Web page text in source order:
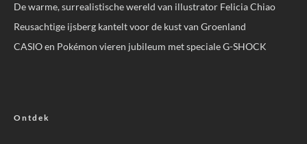
De warme, surrealistische wereld van illustrator Felicia Chiao
Reusachtige ijsberg kantelt voor de kust van Groenland
CASIO en Pokémon vieren jubileum met speciale G-SHOCK
Ontdek